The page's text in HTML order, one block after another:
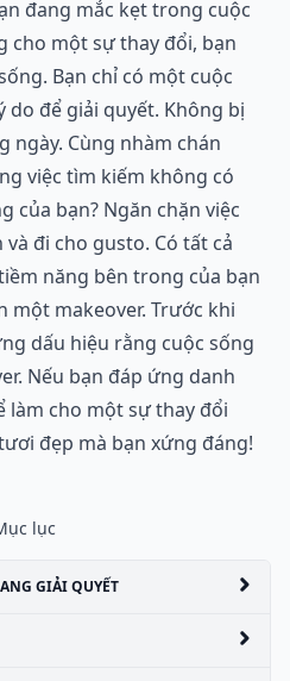
đang mắc kẹt trong cuộc
cho một sự thay đổi, bạn
Bạn chỉ có một cuộc
do để giải quyết. Không bị
ngày. Cùng nhàm chán
việc tìm kiếm không có
của bạn? Ngăn chặn việc
đi cho gusto. Có tất cả
năng bên trong của bạn
một makeover. Trước khi
dấu hiệu rằng cuộc sống
Nếu bạn đáp ứng danh
làm cho một sự thay đổi
đẹp mà bạn xứng đáng!
lục
GIẢI QUYẾT